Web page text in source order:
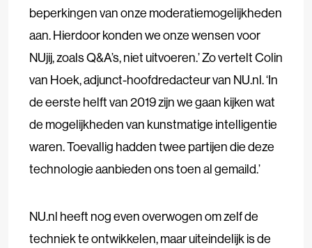
beperkingen van onze moderatiemogelijkheden
aan. Hierdoor konden we onze wensen voor
NUjij, zoals Q&A’s, niet uitvoeren.’ Zo vertelt Colin
van Hoek, adjunct-hoofdredacteur van NU.nl. ‘In
de eerste helft van 2019 zijn we gaan kijken wat
de mogelijkheden van kunstmatige intelligentie
waren. Toevallig hadden twee partijen die deze
technologie aanbieden ons toen al gemaild.’
NU.nl heeft nog even overwogen om zelf de
techniek te ontwikkelen, maar uiteindelijk is de